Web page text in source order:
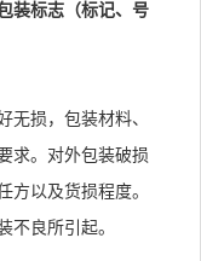
标志（标记、号
损，包装材料、
求。对外包装破损
方以及货损程度。
不良所引起。